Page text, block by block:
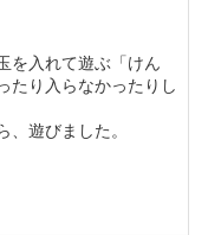
を入れて遊ぶ「けん
たり入らなかったりし
、遊びました。